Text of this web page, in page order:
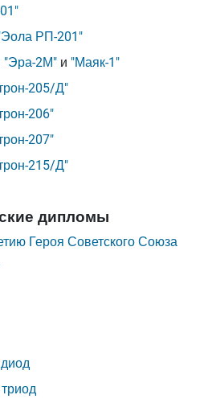
РП-201"
"Эра-2М" и "Маяк-1"
205/Д"
206"
207"
215/Д"
дипломы
Героя Советского Союза